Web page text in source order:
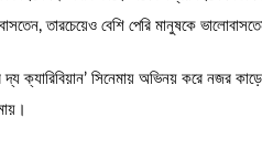
তারচেয়েও বেশি পেরি মানুষকে
ক্যারিবিয়ান’ সিনেমায় অভিনয় করে নজর